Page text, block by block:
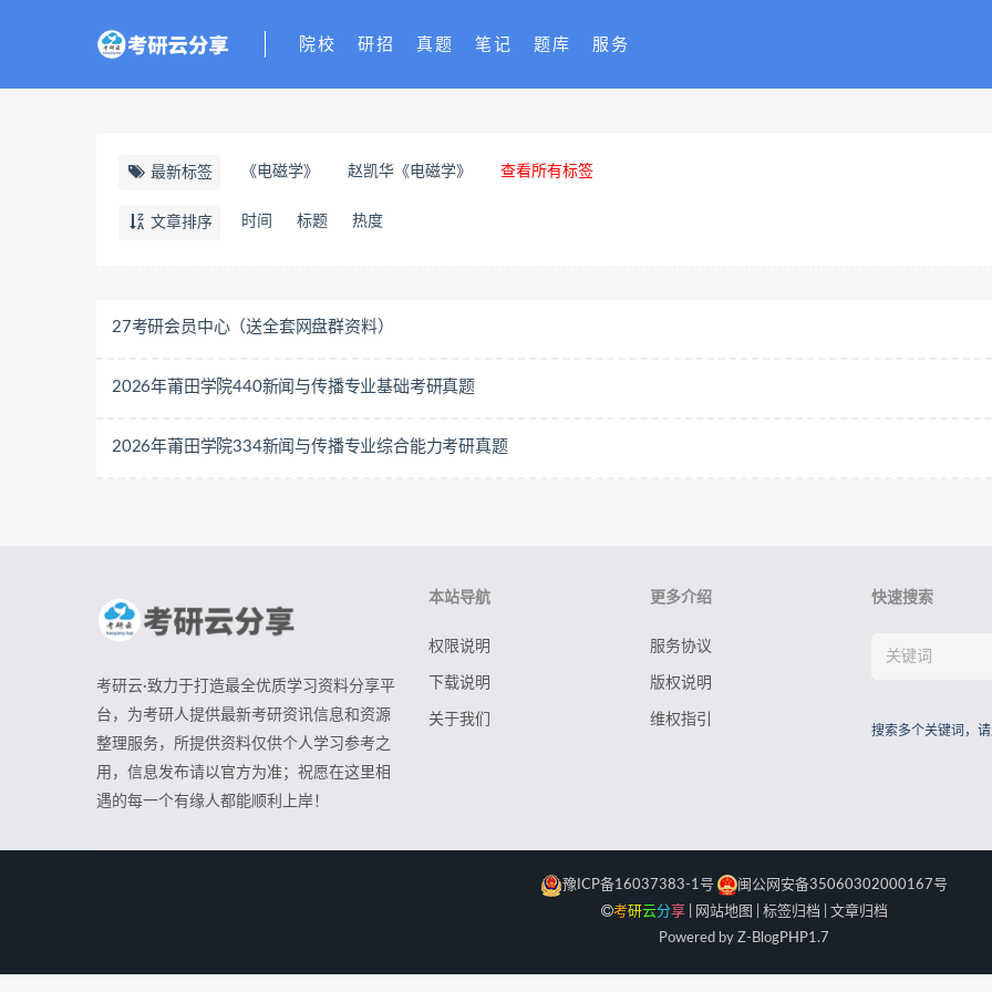
院校 研招 真题 笔记 题库 服务
最新标签 《电磁学》 赵凯华《电磁学》 查看所有标签
文章排序 时间 标题 热度
27考研会员中心（送全套网盘群资料）
2026年莆田学院440新闻与传播专业基础考研真题
2026年莆田学院334新闻与传播专业综合能力考研真题
考研云·致力于打造最全优质学习资料分享平
台，为考研人提供最新考研资讯信息和资源
整理服务，所提供资料仅供个人学习参考之
用，信息发布请以官方为准；祝愿在这里相
遇的每一个有缘人都能顺利上岸！
本站导航
权限说明
下载说明
关于我们
更多介绍
服务协议
版权说明
维权指引
快速搜索
搜索多个关键词，
豫ICP备16037383-1号
闽公网安备35060302000167号
考研云分享| 网站地图 标签归档
文章归档
Powered by Z-BlogPHP1.7